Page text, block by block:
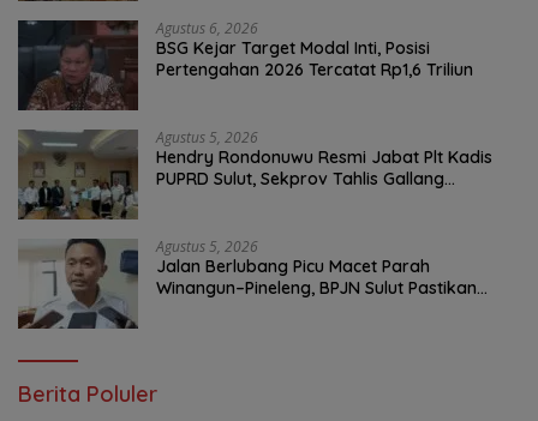
Agustus 6, 2026
BSG Kejar Target Modal Inti, Posisi
Pertengahan 2026 Tercatat Rp1,6 Triliun
Agustus 5, 2026
Hendry Rondonuwu Resmi Jabat Plt Kadis
PUPRD Sulut, Sekprov Tahlis Gallang
Agustus 5, 2026
Jalan Berlubang Picu Macet Parah
Winangun–Pineleng, BPJN Sulut Pastikan
Berita Poluler